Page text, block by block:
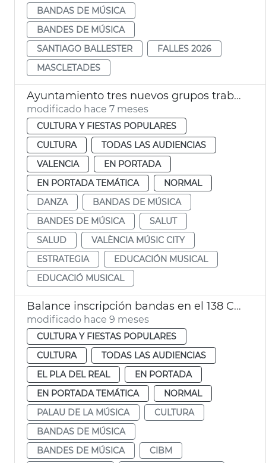
BANDAS DE MÚSICA
BANDES DE MÚSICA
SANTIAGO BALLESTER
FALLES 2026
MASCLETADES
Ayuntamiento tres nuevos grupos trabajo València Music City
modificado hace 7 meses
CULTURA Y FIESTAS POPULARES
CULTURA
TODAS LAS AUDIENCIAS
VALENCIA
EN PORTADA
EN PORTADA TEMÁTICA
NORMAL
DANZA
BANDAS DE MÚSICA
BANDES DE MÚSICA
SALUT
SALUD
VALÈNCIA MÚSIC CITY
ESTRATEGIA
EDUCACIÓN MUSICAL
EDUCACIÓ MUSICAL
Balance inscripción bandas en el 138 CIBM
modificado hace 9 meses
CULTURA Y FIESTAS POPULARES
CULTURA
TODAS LAS AUDIENCIAS
EL PLA DEL REAL
EN PORTADA
EN PORTADA TEMÁTICA
NORMAL
PALAU DE LA MÚSICA
CULTURA
BANDAS DE MÚSICA
BANDES DE MÚSICA
CIBM